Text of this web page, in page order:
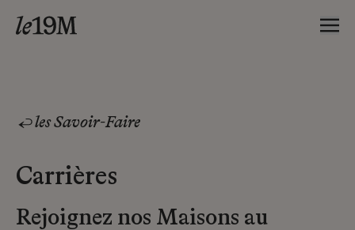
les Savoir-Faire
Carrières
Rejoignez nos Maisons au